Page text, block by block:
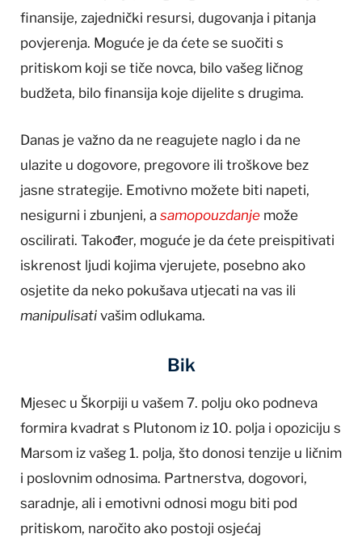
finansije, zajednički resursi, dugovanja i pitanja
povjerenja. Moguće je da ćete se suočiti s
pritiskom koji se tiče novca, bilo vašeg ličnog
budžeta, bilo finansija koje dijelite s drugima.
Danas je važno da ne reagujete naglo i da ne
ulazite u dogovore, pregovore ili troškove bez
jasne strategije. Emotivno možete biti napeti,
nesigurni i zbunjeni, a samopouzdanje može
oscilirati. Također, moguće je da ćete preispitivati
iskrenost ljudi kojima vjerujete, posebno ako
osjetite da neko pokušava utjecati na vas ili
manipulisati vašim odlukama.
Bik
Mjesec u Škorpiji u vašem 7. polju oko podneva
formira kvadrat s Plutonom iz 10. polja i opoziciju s
Marsom iz vašeg 1. polja, što donosi tenzije u ličnim
i poslovnim odnosima. Partnerstva, dogovori,
saradnje, ali i emotivni odnosi mogu biti pod
pritiskom, naročito ako postoji osjećaj